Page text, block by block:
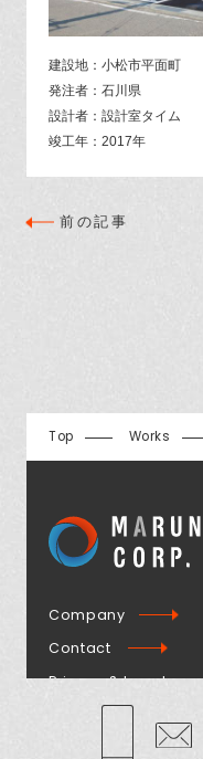
建設地：小松市平面町
発注者：石川県
設計者：設計室タイム
竣工年：2017年
前の記事
Top Works
Company
Contact
Privacy & Legal